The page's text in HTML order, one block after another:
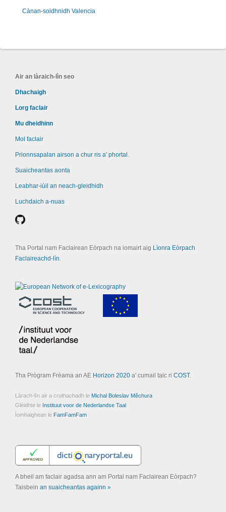
Cànan-soidhnidh Valencia
Air an làraich-lìn seo
Dhachaigh
Lorg faclair
Mu dheidhinn
Mol faclair
Prionnsapalan airson a chur ris a' phortal.
Suaicheantas aonta
Leabhar-iùil an neach-gleidhidh
Luchdaich a-nuas
Tha Portal nam Faclairean Eòrpach na iomairt aig Lìonra Eòrpach
Faclaireachd-lìn.
Tha Prògram Frèama an AE Horizon 2020 a' cumail taic ri COST.
Làrach-lìn air a cruthachadh le Michal Boleslav Měchura
Glèidhte le Instituut voor de Nederlandse Taal
Ìomhaighean le FamFamFam
A bheil am faclair agadsa ann am Portal nam Faclairean Eòrpach?
Taisbein an suaicheantas againn »